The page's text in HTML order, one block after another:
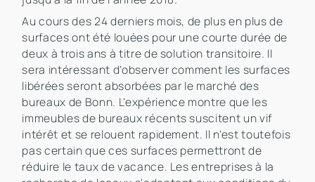
Au cours des 24 derniers mois, de plus en plus de
surfaces ont été louées pour une courte durée de
deux à trois ans à titre de solution transitoire. Il
sera intéressant d'observer comment les surfaces
libérées seront absorbées par le marché des
bureaux de Bonn. L'expérience montre que les
immeubles de bureaux récents suscitent un vif
intérêt et se relouent rapidement. Il n'est toutefois
pas certain que ces surfaces permettront de
réduire le taux de vacance. Les entreprises à la